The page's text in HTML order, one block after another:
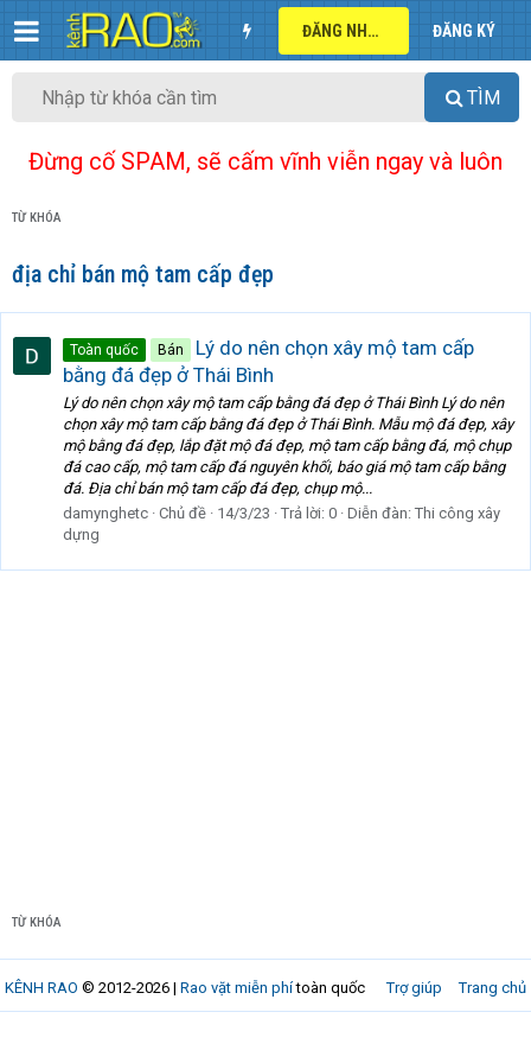
ĐĂNG NHẬP ĐĂNG KÝ
TÌM
Đừng cố SPAM, sẽ cấm vĩnh viễn ngay và luôn
TỪ KHÓA
địa chỉ bán mộ tam cấp đẹp
Toàn quốc Bán
Lý do nên chọn xây mộ tam cấp
bằng đá đẹp ở Thái Bình
Lý do nên chọn xây mộ tam cấp bằng đá đẹp ở Thái Bình Lý do nên
chọn xây mộ tam cấp bằng đá đẹp ở Thái Bình. Mẫu mộ đá đẹp, xây
mộ bằng đá đẹp, lắp đặt mộ đá đẹp, mộ tam cấp bằng đá, mộ chụp
đá cao cấp, mộ tam cấp đá nguyên khối, báo giá mộ tam cấp bằng
đá. Địa chỉ bán mộ tam cấp đá đẹp, chụp mộ...
damynghetc Chủ đề 14/3/23 Trả lời: 0 Diễn đàn: Thi công xây
dựng
TỪ KHÓA
Trợ giúp Trang chủ
KÊNH RAO © 2012-2026 | Rao vặt miễn phítoàn quốc